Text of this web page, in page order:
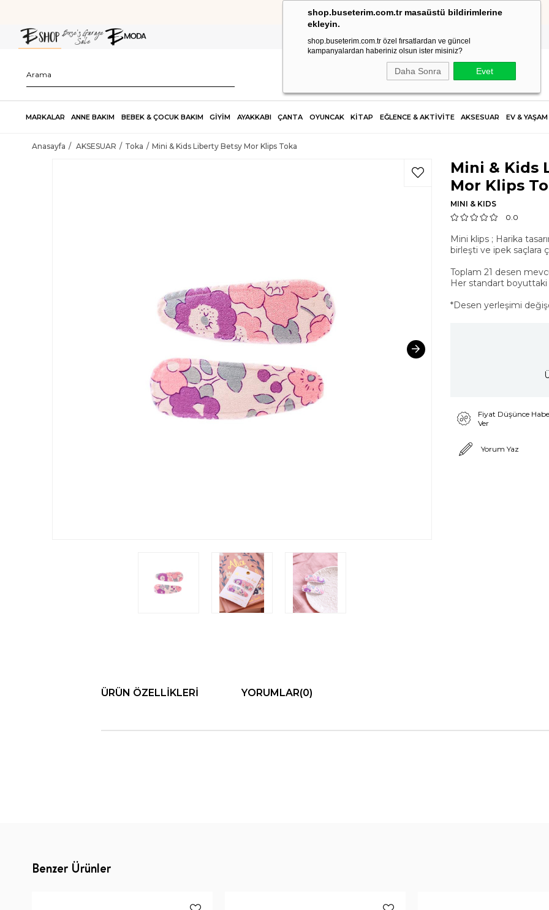
shop.buseterim.com.tr masaüstü bildirimlerine
ekleyin.
shop.buseterim.com.tr özel fırsatlardan ve güncel
kampanyalardan haberiniz olsun ister misiniz?
Daha Sonra Evet
2.500 TL VE ÜZERİ SİPARİŞLERDE KARGO ÜCRETSİZ!
MARKALAR ANNE BAKIM BEBEK & ÇOCUK BAKIM GİYİM AYAKKABI ÇANTA OYUNCAK KİTAP EĞLENCE & AKTİVİTE AKSESUAR EV & YAŞAM
Anasayfa AKSESUAR Toka Mini & Kids Liberty Betsy Mor Klips Toka
Mini & Kids
Mor Klips
MINI & KIDS
0.0
Mini klips ; Harika
birleşti ve ipek saçlara
Toplam 21 desen
Her standart boyuttaki
*Desen yerleşimi
Fiyat Düşünce
Ver
Yorum Yaz
ÜRÜN ÖZELLIKLERI YORUMLAR(0)
Benzer Ürünler